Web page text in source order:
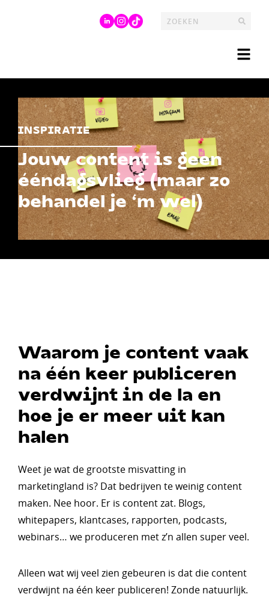
INSPIRATIE
Jouw content is geen
ééndagsvlieg (maar zo
behandel je ‘m wel)
Waarom je content vaak
na één keer publiceren
verdwijnt in de la en
hoe je er meer uit kan
halen
Weet je wat de grootste misvatting in
marketingland is? Dat bedrijven te weinig content
maken. Nee hoor. Er is content zat. Blogs,
whitepapers, klantcases, rapporten, podcasts,
webinars… we produceren met z’n allen super veel.
Alleen wat wij veel zien gebeuren is dat die content
verdwijnt na één keer publiceren! Zonde natuurlijk.